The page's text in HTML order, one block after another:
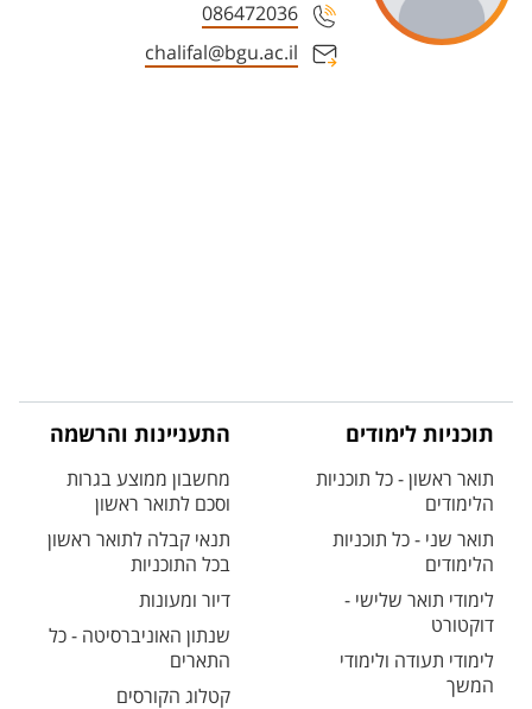
086472036
chalifal@bgu.ac.il
תוכניות לימודים
תואר ראשון - כל תוכניות
הלימודים
תואר שני - כל תוכניות
הלימודים
לימודי תואר שלישי -
דוקטורט
לימודי תעודה ולימודי
המשך
התעניינות והרשמה
מחשבון ממוצע בגרות
וסכם לתואר ראשון
תנאי קבלה לתואר ראשון
בכל התוכניות
דיור ומעונות
שנתון האוניברסיטה - כל
התארים
קטלוג הקורסים